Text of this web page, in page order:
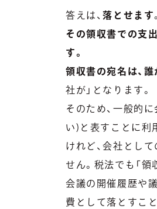
答えは、落とせます
その領収書での支
す。
領収書の宛名は、
社が」となります。
そのため、一般的
い)と表すことに利
けれど、会社とし
せん。税法でも「
会議の開催履歴や
費として落とすこ